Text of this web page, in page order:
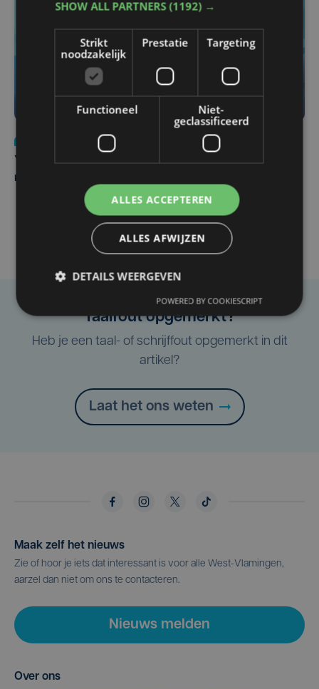
do 6 augustus | 21:30
Yaro (19), slachtoffer van vechtpartij, is na
maandenlange coma overleden
Taalfout opgemerkt?
Heb je een taal- of schrijffout opgemerkt in dit
artikel?
Laat het ons weten
Maak zelf het nieuws
Zie of hoor je iets dat interessant is voor alle West-Vlamingen,
aarzel dan niet om ons te contacteren.
Nieuws melden
Over ons
SHOW ALL PARTNERS(1192) →
Strikt
noodzakelijk
Prestatie Targeting
Functioneel
Niet-
geclassificeerd
ALLES ACCEPTEREN
ALLES AFWIJZEN
DETAILS WEERGEVEN
POWERED BY COOKIESCRIPT